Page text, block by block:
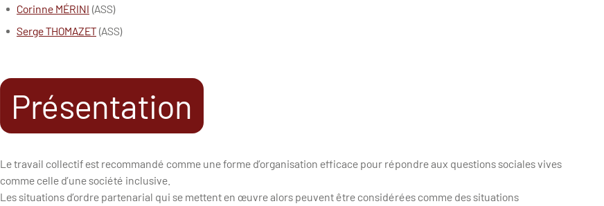
Corinne MÉRINI (ASS)
Serge THOMAZET(ASS)
Présentation
Le travail collectif est recommandé comme une forme d’organisation efficace pour répondre aux questions sociales vives
comme celle d’une société inclusive.
Les situations d’ordre partenarial qui se mettent en œuvre alors peuvent être considérées comme des situations